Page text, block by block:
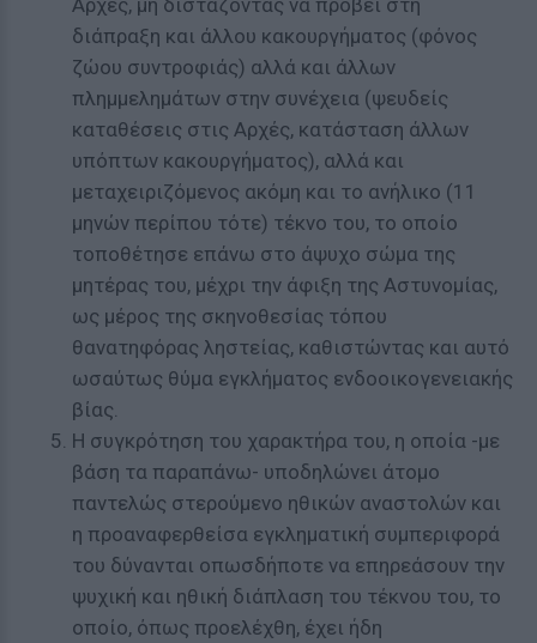
Αρχές, μη διστάζοντας να προβεί στη
διάπραξη και άλλου κακουργήματος (φόνος
ζώου συντροφιάς) αλλά και άλλων
πλημμελημάτων στην συνέχεια (ψευδείς
καταθέσεις στις Αρχές, κατάσταση άλλων
υπόπτων κακουργήματος), αλλά και
μεταχειριζόμενος ακόμη και το ανήλικο (11
μηνών περίπου τότε) τέκνο του, το οποίο
τοποθέτησε επάνω στο άψυχο σώμα της
μητέρας του, μέχρι την άφιξη της Αστυνομίας,
ως μέρος της σκηνοθεσίας τόπου
θανατηφόρας ληστείας, καθιστώντας και αυτό
ωσαύτως θύμα εγκλήματος ενδοοικογενειακής
βίας.
Η συγκρότηση του χαρακτήρα του, η οποία -με
βάση τα παραπάνω- υποδηλώνει άτομο
παντελώς στερούμενο ηθικών αναστολών και
η προαναφερθείσα εγκληματική συμπεριφορά
του δύνανται οπωσδήποτε να επηρεάσουν την
ψυχική και ηθική διάπλαση του τέκνου του, το
οποίο, όπως προελέχθη, έχει ήδη